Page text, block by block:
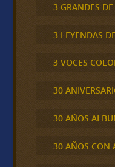
3 GRANDES
3 LEYENDAS
3 VOCES
30
30 AÑOS
30 AÑOS CON